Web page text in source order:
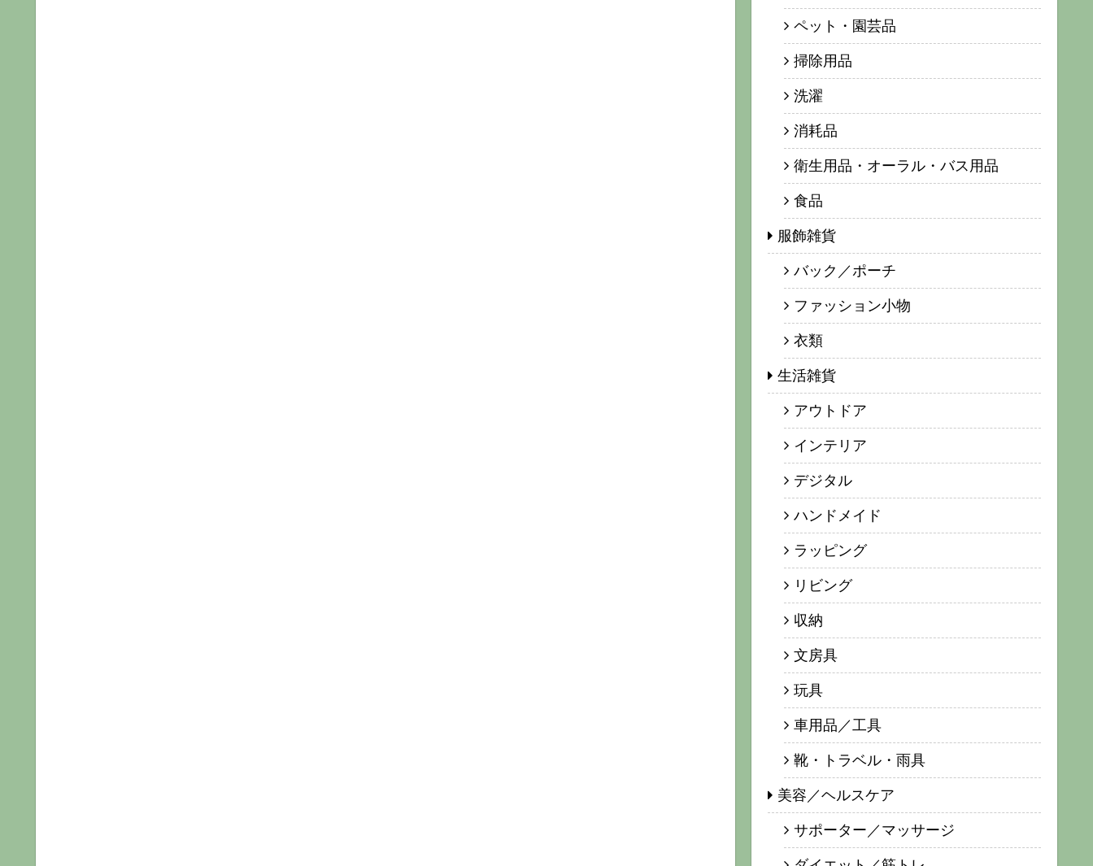
ペット・園芸品
掃除用品
洗濯
消耗品
衛生用品・オーラル・バス用品
食品
服飾雑貨
バック／ポーチ
ファッション小物
衣類
生活雑貨
アウトドア
インテリア
デジタル
ハンドメイド
ラッピング
リビング
収納
文房具
玩具
車用品／工具
靴・トラベル・雨具
美容／ヘルスケア
サポーター／マッサージ